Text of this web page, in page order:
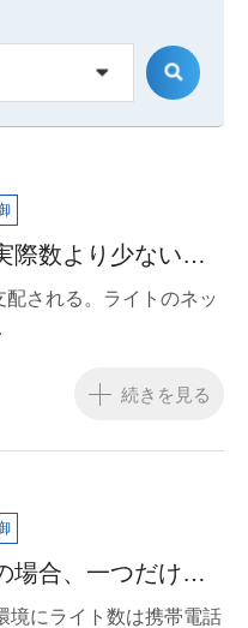
際数より少ないで
される。ライトのネッ
続きを見る
場合、一つだけラ
境にライト数は携帯電話